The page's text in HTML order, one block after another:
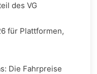
des VG
für Plattformen,
Die Fahrpreise